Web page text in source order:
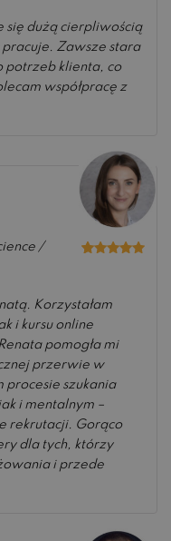
na 5
się dużą cierpliwością
Zawsze stara
potrzeb klienta, co
współpracę z
/
Korzystałam
i kursu online
pomogła mi
przerwie w
procesie szukania
i mentalnym –
rekrutacji. Gorąco
dla tych, którzy
i przede